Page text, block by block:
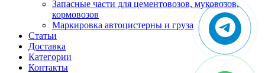
Запасные части для цементовозов, муковозов,
кормовозов
Маркировка автоцистерны и груза
Статьи
Доставка
Категории
Контакты